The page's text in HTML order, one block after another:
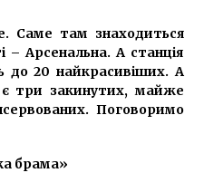
як позбутися
ЗСУ будуть працювати
Саме там знаходиться
– Арсенальна. А станція
до 20 найкрасивіших. А
є три закинутих, майже
Поговоримо
брама»